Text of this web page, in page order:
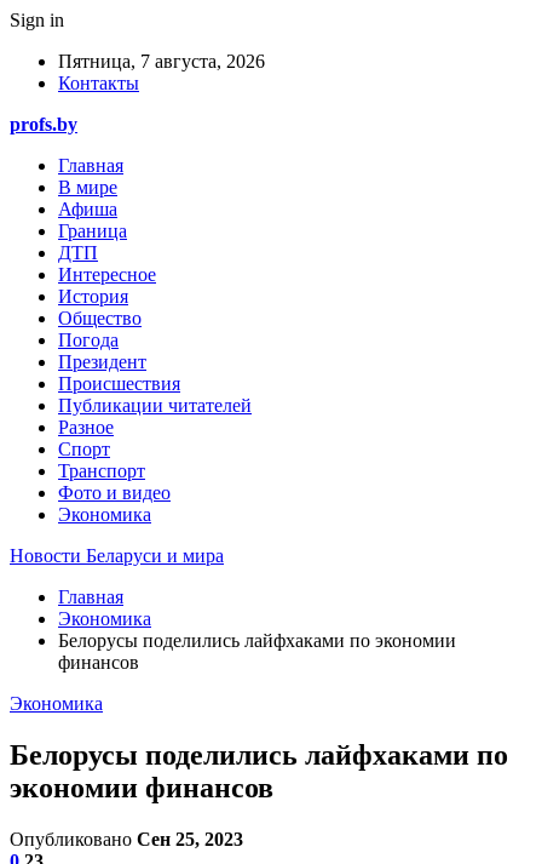
Sign in
Пятница, 7 августа, 2026
Контакты
profs.by
Главная
В мире
Афиша
Граница
ДТП
Интересное
История
Общество
Погода
Президент
Происшествия
Публикации читателей
Разное
Спорт
Транспорт
Фото и видео
Экономика
Новости Беларуси и мира
Главная
Экономика
Белорусы поделились лайфхаками по экономии
финансов
Экономика
Белорусы поделились лайфхаками по
экономии финансов
Опубликовано Сен 25, 2023